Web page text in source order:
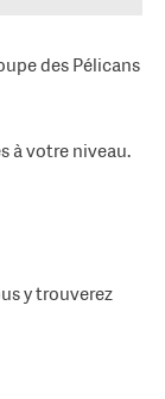
des Pélicans
à votre niveau.
y trouverez